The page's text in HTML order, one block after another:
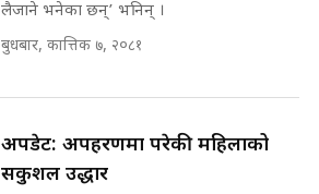
लैजाने भनेका छन्’ भनिन् ।
बुधबार, कात्तिक ७, २०८१
अपडेट: अपहरणमा परेकी महिलाको
सकुशल उद्धार